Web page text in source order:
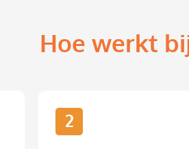
Hoe werkt
2